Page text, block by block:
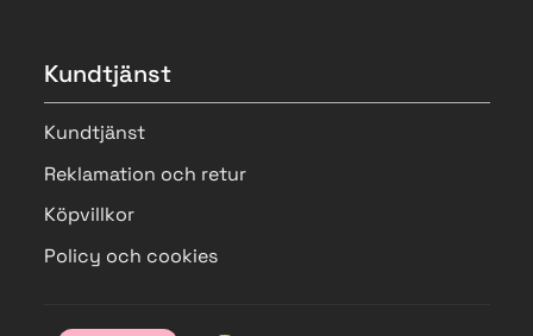
Kundtjänst
Kundtjänst
Reklamation och retur
Köpvillkor
Policy och cookies